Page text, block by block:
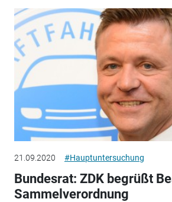
21.09.2020 #Hauptuntersuchung
Bundesrat: ZDK begrüßt
Sammelverordnung